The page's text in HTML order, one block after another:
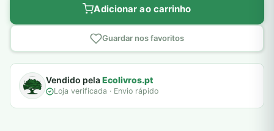
Adicionar ao carrinho
Guardar nos favoritos
Vendido pelaEcolivros.pt
Loja verificada · Envio rápido